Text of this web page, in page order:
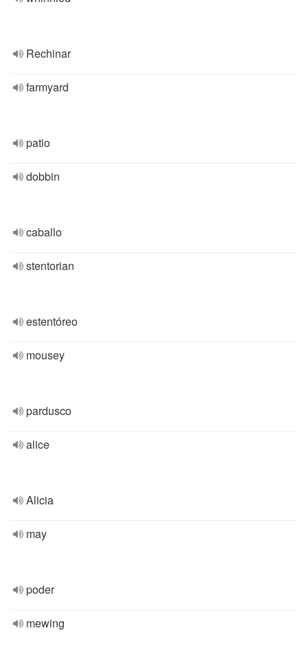
Rechinar
farmyard
patio
dobbin
caballo
stentorian
estentóreo
mousey
pardusco
alice
Alicia
may
poder
mewing